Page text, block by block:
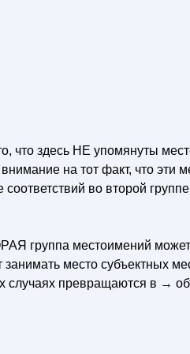
что здесь НЕ упомянуты
внимание на тот факт, что
во второй
группа местоимений
место субъектных
случаях превращаются в →